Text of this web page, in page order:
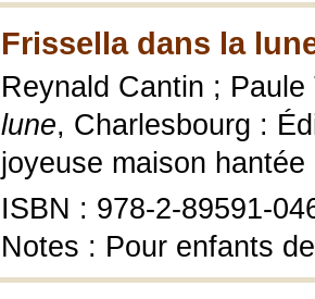
Frissella dans la
Reynald Cantin ;
lune, Charlesbourg :
joyeuse maison
ISBN : 978-2-89591-
Notes : Pour enfants